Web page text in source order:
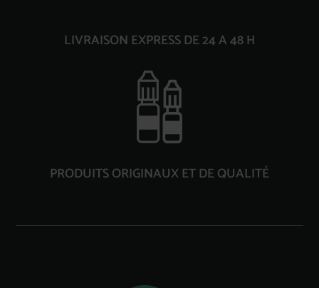
LIVRAISON EXPRESS DE 24 A 48 H
PRODUITS ORIGINAUX ET DE QUALITÉ